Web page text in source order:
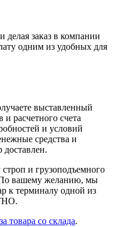
заказ в компании
одним из удобных для
выставленный
и расчетного счета
и условий
средства и
доставлен.
и грузоподъемного
вашему желанию, мы
к терминалу одной из
товара со склада.